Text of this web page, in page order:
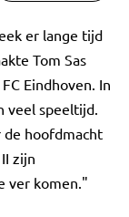
er lange tijd
Tom Sas
Eindhoven. In
veel speeltijd.
de hoofdmacht
zijn
ver komen."